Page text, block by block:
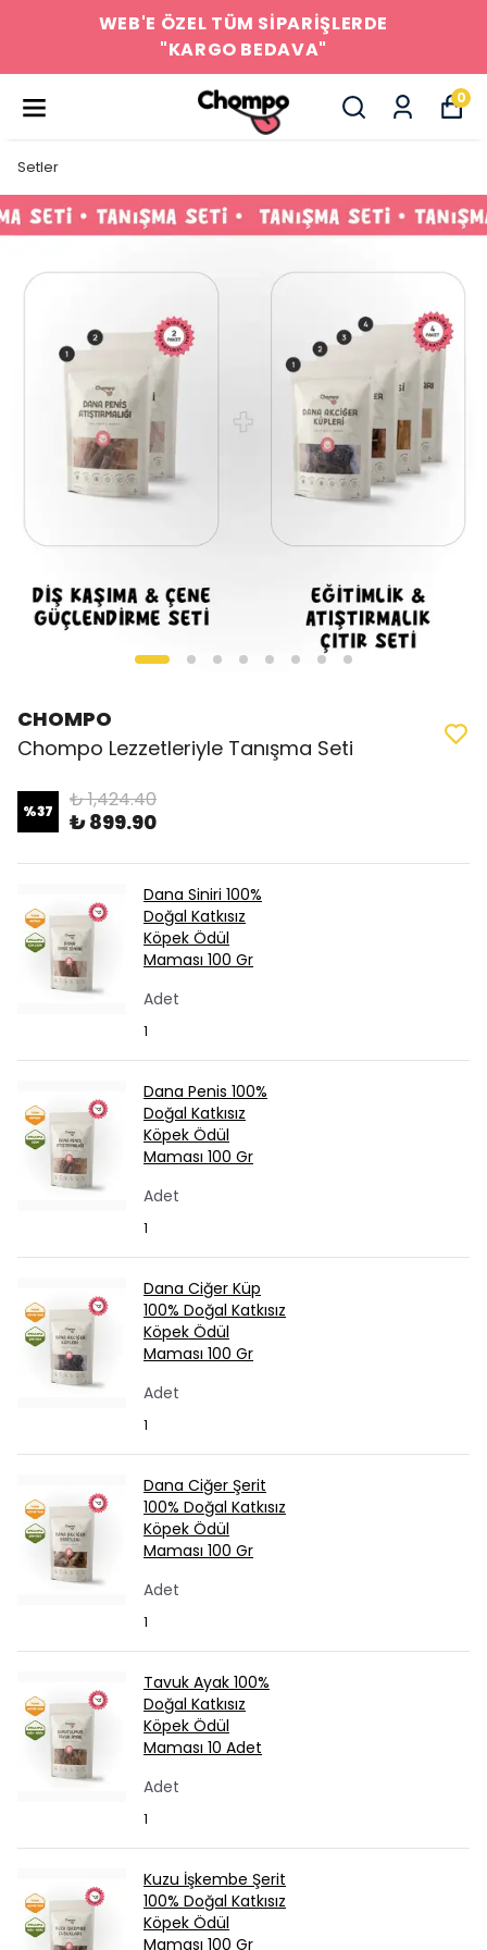
WEB'E ÖZEL TÜM SİPARİŞLERDE
"KARGO BEDAVA"
0
Setler
CHOMPO
Chompo Lezzetleriyle Tanışma Seti
%37 ₺ 1,424.40
₺ 899.90
Dana Siniri 100%
Doğal Katkısız
Köpek Ödül
Maması 100 Gr
Adet
1
Dana Penis 100%
Doğal Katkısız
Köpek Ödül
Maması 100 Gr
Adet
1
Dana Ciğer Küp
100% Doğal Katkısız
Köpek Ödül
Maması 100 Gr
Adet
1
Dana Ciğer Şerit
100% Doğal Katkısız
Köpek Ödül
Maması 100 Gr
Adet
1
Tavuk Ayak 100%
Doğal Katkısız
Köpek Ödül
Maması 10 Adet
Adet
1
Kuzu İşkembe Şerit
100% Doğal Katkısız
Köpek Ödül
Maması 100 Gr